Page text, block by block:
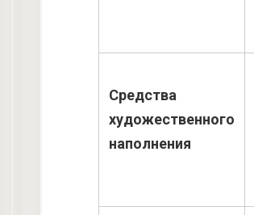
Средства
художественного
наполнения